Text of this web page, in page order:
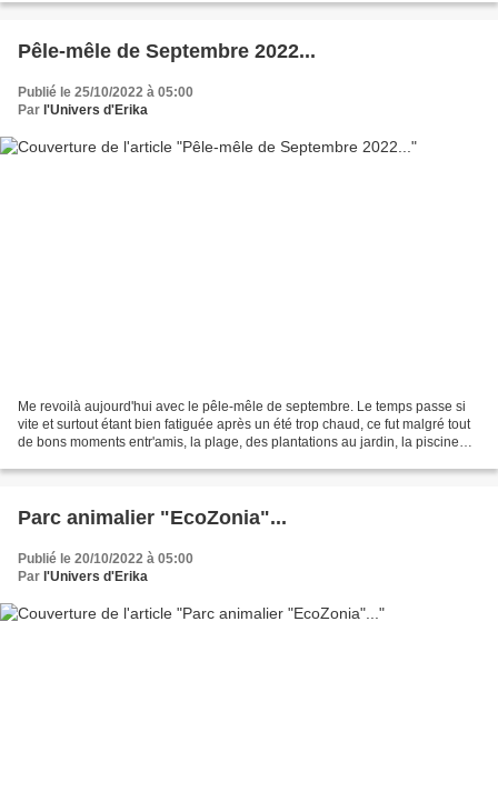
Pêle-mêle de Septembre 2022...
Publié le 25/10/2022 à 05:00
Par l'Univers d'Erika
Me revoilà aujourd'hui avec le pêle-mêle de septembre. Le temps passe si
vite et surtout étant bien fatiguée après un été trop chaud, ce fut malgré tout
de bons moments entr'amis, la plage, des plantations au jardin, la piscine
Parc animalier "EcoZonia"...
Publié le 20/10/2022 à 05:00
Par l'Univers d'Erika